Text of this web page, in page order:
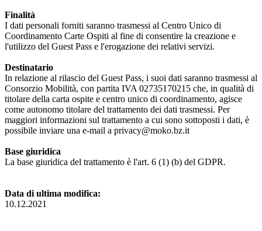
Finalità
I dati personali forniti saranno trasmessi al Centro Unico di
Coordinamento Carte Ospiti al fine di consentire la creazione e
l'utilizzo del Guest Pass e l'erogazione dei relativi servizi.
Destinatario
In relazione al rilascio del Guest Pass, i suoi dati saranno trasmessi al
Consorzio Mobilità, con partita IVA 02735170215 che, in qualità di
titolare della carta ospite e centro unico di coordinamento, agisce
come autonomo titolare del trattamento dei dati trasmessi. Per
maggiori informazioni sul trattamento a cui sono sottoposti i dati, è
possibile inviare una e-mail a privacy@moko.bz.it
Base giuridica
La base giuridica del trattamento è l'art. 6 (1) (b) del GDPR.
Data di ultima modifica:
10.12.2021